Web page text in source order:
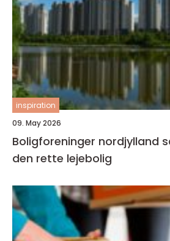
inspiration
09. May 2026
Boligforeninger nordjylland sådan finder du
den rette lejebolig